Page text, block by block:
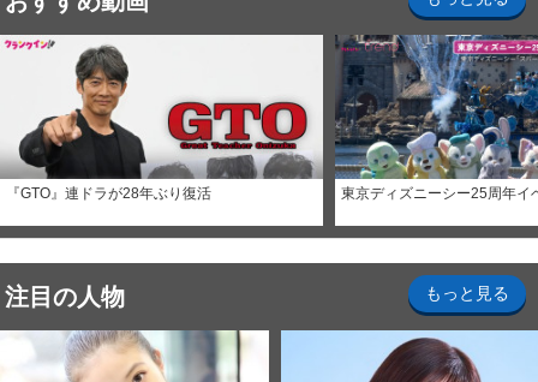
『GTO』連ドラが28年ぶり復活 東京ディズニーシー25周年イ
注目の人物 もっと見る